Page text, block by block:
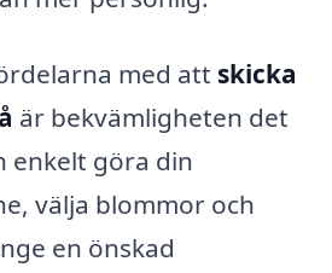
med att skicka
är bekvämligheten det
enkelt göra din
välja blommor och
en önskad